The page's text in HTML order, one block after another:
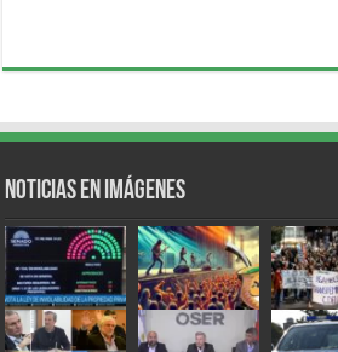
Noticias en Imágenes